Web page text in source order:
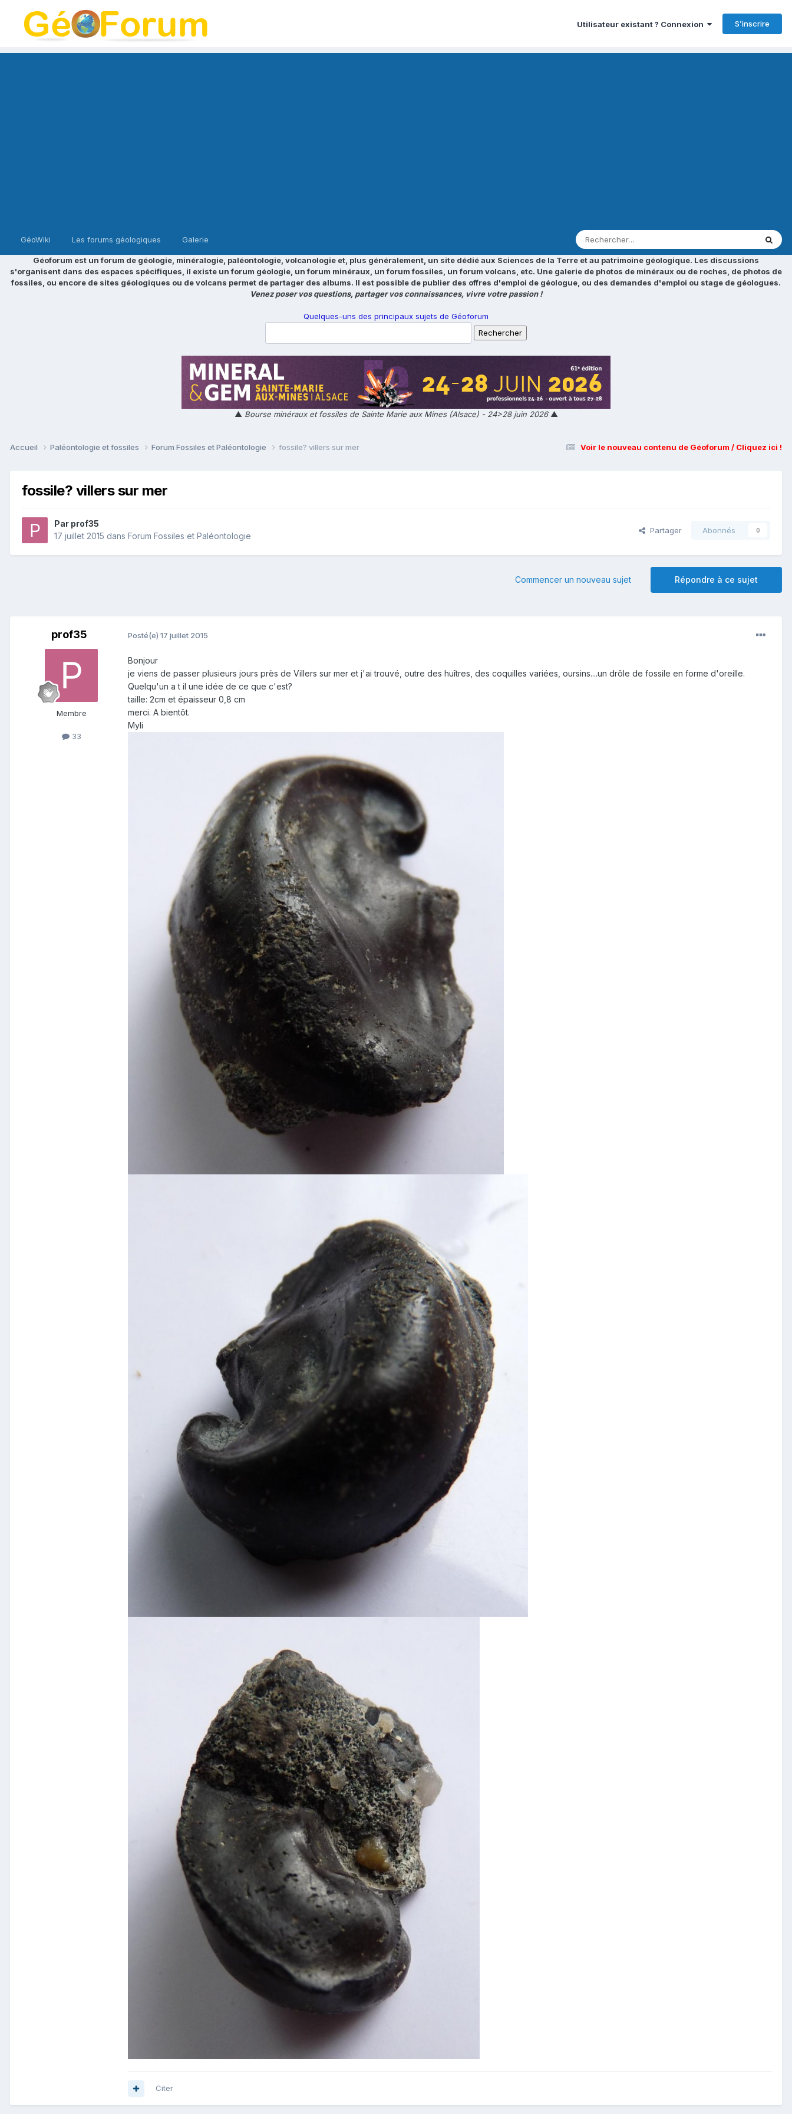
Utilisateur existant ? Connexion S’inscrire
GéoWiki Les forums géologiques Galerie
Géoforum est un forum de géologie, minéralogie, paléontologie, volcanologie et, plus généralement, un site dédié aux Sciences de la Terre et au patrimoine géologique. Les discussions
s'organisent dans des espaces spécifiques, il existe un forum géologie, un forum minéraux, un forum fossiles, un forum volcans, etc. Une galerie de photos de minéraux ou de roches, de photos de
fossiles, ou encore de sites géologiques ou de volcans permet de partager des albums. Il est possible de publier des offres d'emploi de géologue, ou des demandes d'emploi ou stage de géologues.
Venez poser vos questions, partager vos connaissances, vivre votre passion !
Quelques-uns des principaux sujets de Géoforum
▲ Bourse minéraux et fossiles de Sainte Marie aux Mines (Alsace) - 24>28 juin 2026▲
Voir le nouveau contenu de Géoforum / Cliquez ici !
Accueil Paléontologie et fossiles Forum Fossiles et Paléontologie fossile? villers sur mer
fossile? villers sur mer
Par prof35
17 juillet 2015 dans Forum Fossiles et Paléontologie
Partager Abonnés 0
Répondre à ce sujet
Commencer un nouveau sujet
prof35
Membre
33
Posté(e) 17 juillet 2015
Bonjour
je viens de passer plusieurs jours près de Villers sur mer et j'ai trouvé, outre des huîtres, des coquilles variées, oursins....un drôle de fossile en forme d'oreille.
Quelqu'un a t il une idée de ce que c'est?
taille: 2cm et épaisseur 0,8 cm
merci. A bientôt.
Myli
Citer